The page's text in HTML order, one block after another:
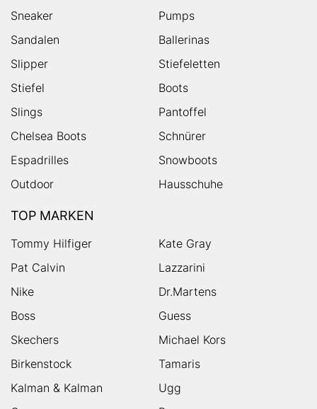
Sneaker
Pumps
Sandalen
Ballerinas
Slipper
Stiefeletten
Stiefel
Boots
Slings
Pantoffel
Chelsea Boots
Schnürer
Espadrilles
Snowboots
Outdoor
Hausschuhe
TOP MARKEN
Tommy Hilfiger
Kate Gray
Pat Calvin
Lazzarini
Nike
Dr.Martens
Boss
Guess
Skechers
Michael Kors
Birkenstock
Tamaris
Kalman & Kalman
Ugg